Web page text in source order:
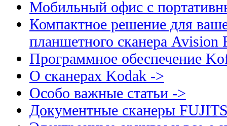
Мобильный офис с
Компактное решение для
планшетного сканера Avision
Программное обеспечение
О сканерах Kodak ->
Особо важные статьи ->
Документные сканеры